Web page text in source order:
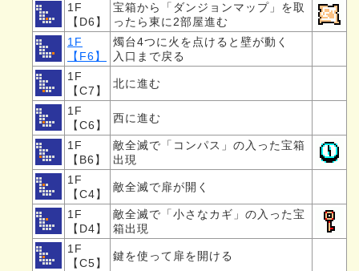
1F
【D6】
宝箱から「ダンジョンマップ」を取
ったら東に2部屋進む
1F
【F6】
燭台4つに火を点けると壁が動く
入口まで戻る
1F
【C7】
北に進む
1F
【C6】
西に進む
1F
【B6】
敵全滅で「コンパス」の入った宝箱
出現
1F
【C4】
敵全滅で扉が開く
1F
【D4】
敵全滅で「小さなカギ」の入った宝
箱出現
1F
【C5】
鍵を使って扉を開ける